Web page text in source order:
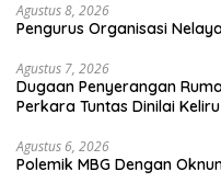
Agustus 8, 2026
Pengurus Organisasi
Agustus 7, 2026
Dugaan Penyerangan
Perkara Tuntas Dinilai Keliru
Agustus 6, 2026
Polemik MBG Dengan